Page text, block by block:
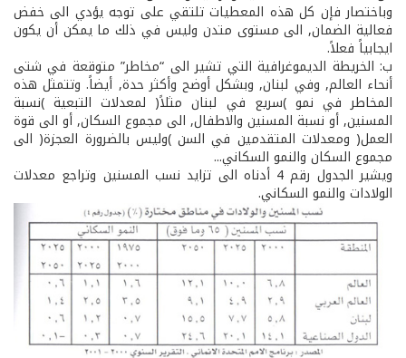
وباختصار فإن كل هذه المعطيات تلتقي على توجه يؤدي الى خفض
فعالية الضمان, الى مستوى متدن وليس في ذلك ما يمكن أن يكون
ايجابياً فعلاً.
ب: الخريطة الديموغرافية التي تشير الى “مخاطر” متوقعة في شتى
أنحاء العالم, وفي لبنان, وبشكل أوضح وأكثر حدة, أيضاً. وتتمثل هذه
المخاطر في نمو )سريع في لبنان مثلاً( لمعدلات التبعية )نسبة
المسنين, أو نسبة المسنين والاطفال, الى مجموع السكان, أو الى قوة
العمل( ومعدلات المتقدمين في السن )وليس بالضرورة العجزة( الى
مجموع السكان والنمو السكاني...
ويشير الجدول رقم 4 أدناه الى تزايد نسب المسنين وتراجع معدلات
الولادات والنمو السكاني.